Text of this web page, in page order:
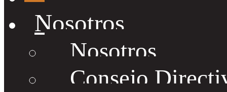
Nosotros
Nosotros
Consejo